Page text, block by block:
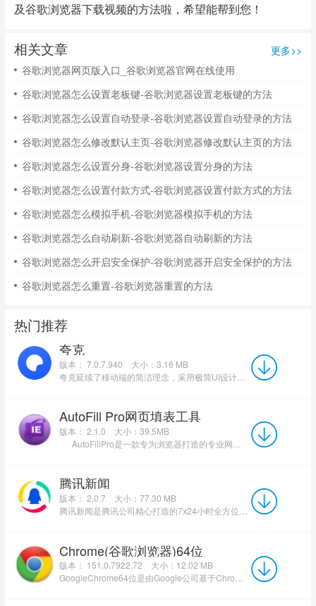
及谷歌浏览器下载视频的方法啦，希望能帮到您！
相关文章
更多>>
谷歌浏览器网页版入口_谷歌浏览器官网在线使用
谷歌浏览器怎么设置老板键-谷歌浏览器设置老板键的方法
谷歌浏览器怎么设置自动登录-谷歌浏览器设置自动登录的方法
谷歌浏览器怎么修改默认主页-谷歌浏览器修改默认主页的方法
谷歌浏览器怎么设置分身-谷歌浏览器设置分身的方法
谷歌浏览器怎么设置付款方式-谷歌浏览器设置付款方式的方法
谷歌浏览器怎么模拟手机-谷歌浏览器模拟手机的方法
谷歌浏览器怎么自动刷新-谷歌浏览器自动刷新的方法
谷歌浏览器怎么开启安全保护-谷歌浏览器开启安全保护的方法
谷歌浏览器怎么重置-谷歌浏览器重置的方法
热门推荐
夸克
版本： 7.0.7.940
大小：3.16 MB
夸克延续了移动端的简洁理念，采用极简UI设计，并将强大的夸克云盘功能无缝集成其中。该版本整合了智能搜索、...
AutoFill Pro网页填表工具
版本： 2.1.0
大小：39.5MB
腾讯新闻
版本： 2.0.7
大小：77.30 MB
Chrome(谷歌浏览器)64位
版本： 151.0.7922.72
大小：12.02 MB